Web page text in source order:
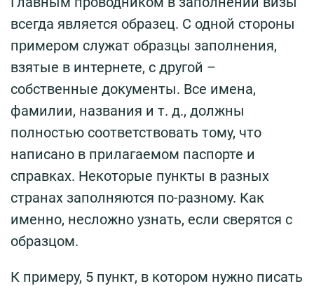
всегда является образец. С одной стороны
примером служат образцы заполнения,
взятые в интернете, с другой –
собственные документы. Все имена,
фамилии, названия и т. д., должны
полностью соответствовать тому, что
написано в прилагаемом паспорте и
справках. Некоторые пункты в разных
странах заполняются по-разному. Как
именно, несложно узнать, если сверятся с
образцом.
К примеру, 5 пункт, в котором нужно писать